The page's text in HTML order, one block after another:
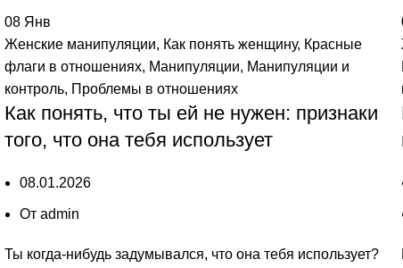
08 Янв
Женские манипуляции, Как понять женщину, Красные
флаги в отношениях, Манипуляции, Манипуляции и
контроль, Проблемы в отношениях
Как понять, что ты ей не нужен: признаки
того, что она тебя использует
08.01.2026
От admin
Ты когда-нибудь задумывался, что она тебя использует?